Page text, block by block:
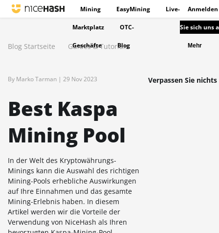
Mining EasyMining Live-
Marktplatz OTC-
Geschäfte Blog
Anmelden
Sie sich uns
Mehr
Blog Startseite Guides & Tutorials
By Marko Tarman | 29 Nov 2023
Best Kaspa
Mining Pool
In der Welt des Kryptowährungs-
Minings kann die Auswahl des richtigen
Mining-Pools erhebliche Auswirkungen
auf Ihre Einnahmen und das gesamte
Mining-Erlebnis haben. In diesem
Artikel werden wir die Vorteile der
Verwendung von NiceHash als Ihren
Verpassen Sie